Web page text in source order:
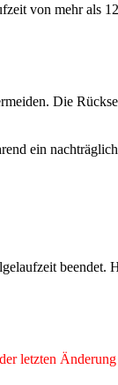
von mehr als
Die
ein nachträglich
beendet.
letzten